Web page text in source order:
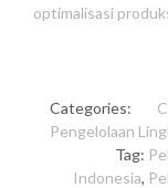
optimalisasi
Categories:
Pengelolaan
Tag:
Indonesia,